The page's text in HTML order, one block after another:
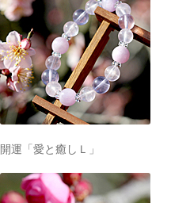
開運「愛と癒しＬ」